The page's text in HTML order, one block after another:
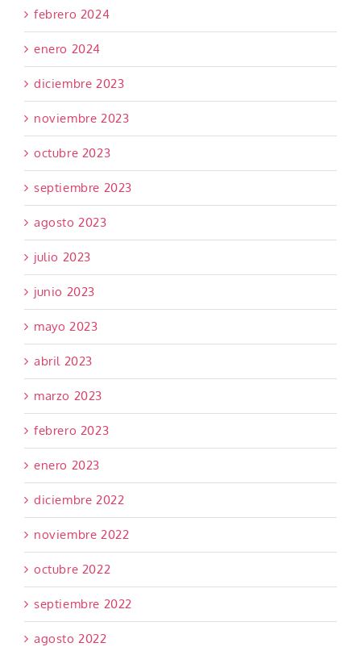
febrero 2024
enero 2024
diciembre 2023
noviembre 2023
octubre 2023
septiembre 2023
agosto 2023
julio 2023
junio 2023
mayo 2023
abril 2023
marzo 2023
febrero 2023
enero 2023
diciembre 2022
noviembre 2022
octubre 2022
septiembre 2022
agosto 2022